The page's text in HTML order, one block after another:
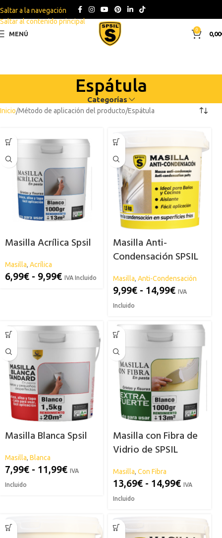
Saltar a la navegación
Saltar al contenido principal
MENÚ
0
0,00
Espátula
Categorías
Inicio Método de aplicación del producto Espátula
Masilla Acrílica Spsil
Masilla, Acrílica
6,99€ - 9,99€ IVA Incluido
Masilla Anti-
Condensación SPSIL
Masilla, Anti-Condensación
9,99€ - 14,99€ IVA
Incluido
Masilla Blanca Spsil
Masilla, Blanca
7,99€ - 11,99€ IVA
Incluido
Masilla con Fibra de
Vidrio de SPSIL
Masilla, Con Fibra
13,69€ - 14,99€ IVA
Incluido